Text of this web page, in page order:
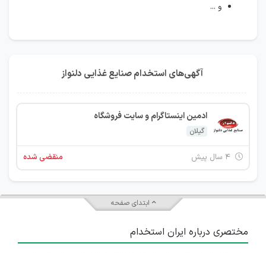
و ...
آگهی‌های استخدام صنایع غذایی دلنواز
ادمین اینستاگرام و سایت فروشگاه
گیلان
منقضی شده
ابتدای صفحه
مختصری درباره ایران استخدام